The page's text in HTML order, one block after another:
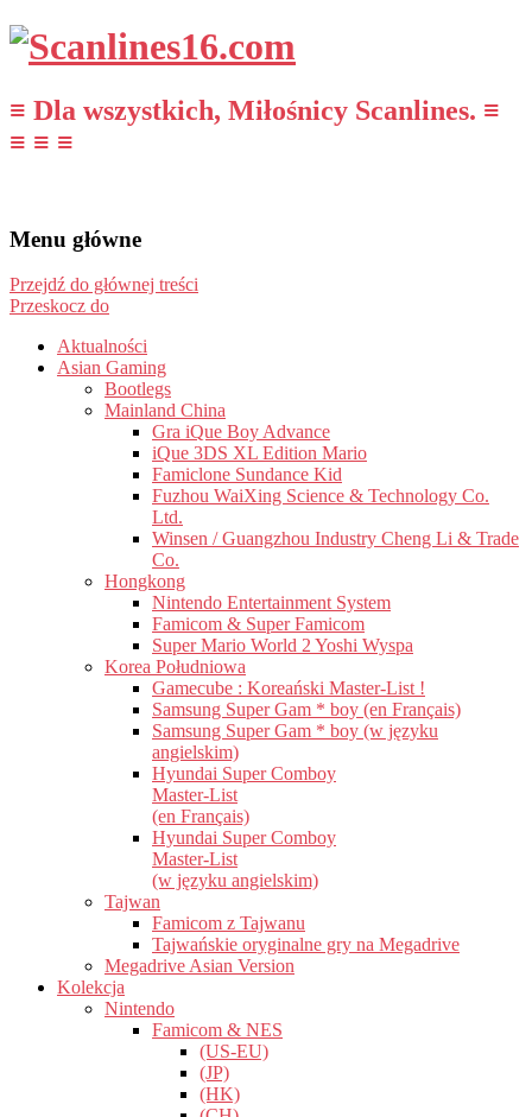
≡ Dla wszystkich, Miłośnicy Scanlines. ≡
≡ ≡ ≡
Menu główne
Przejdź do głównej treści
Przeskocz do
Aktualności
Asian Gaming
Bootlegs
Mainland China
Gra iQue Boy Advance
iQue 3DS XL Edition Mario
Famiclone Sundance Kid
Fuzhou WaiXing Science & Technology Co.
Ltd.
Winsen / Guangzhou Industry Cheng Li & Trade
Co.
Hongkong
Nintendo Entertainment System
Famicom & Super Famicom
Super Mario World 2 Yoshi Wyspa
Korea Południowa
Gamecube : Koreański Master-List !
Samsung Super Gam * boy (en Français)
Samsung Super Gam * boy (w języku
angielskim)
Hyundai Super Comboy
Master-List
(en Français)
Hyundai Super Comboy
Master-List
(w języku angielskim)
Tajwan
Famicom z Tajwanu
Tajwańskie oryginalne gry na Megadrive
Megadrive Asian Version
Kolekcja
Nintendo
Famicom & NES
(US-EU)
(JP)
(HK)